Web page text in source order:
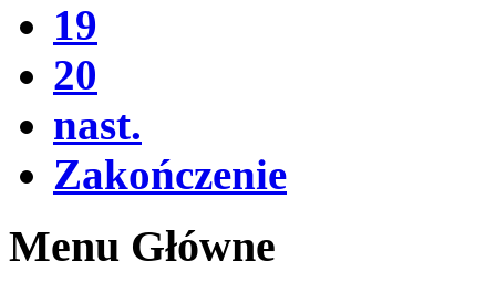
19
20
nast.
Zakończenie
Menu Główne